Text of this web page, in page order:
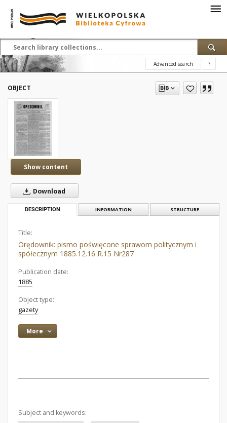
Advanced search ?
OBJECT
Show content
Download
DESCRIPTION INFORMATION STRUCTURE
Title:
Orędownik: pismo poświęcone sprawom politycznym i
spółecznym 1885.12.16 R.15 Nr287
Publication date:
1885
Object type:
gazety
More
Subject and keywords: